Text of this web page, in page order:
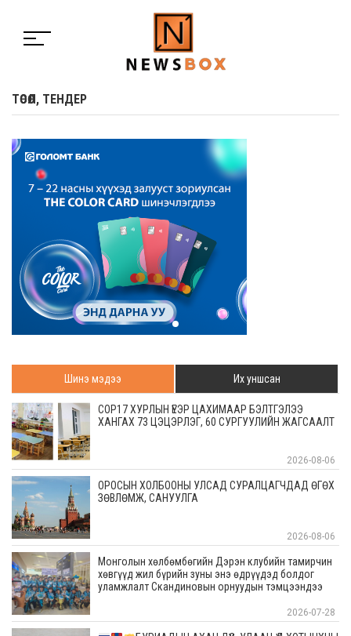
ТӨСӨЛ, ТЕНДЕР
Шинэ мэдээ Их уншсан
COP17 ХУРЛЫН ҮЕЭР ЦАХИМААР БЭЛТГЭЛЭЭ
ХАНГАХ 73 ЦЭЦЭРЛЭГ, 60 СУРГУУЛИЙН ЖАГСААЛТ
2026-08-06
ОРОСЫН ХОЛБООНЫ УЛСАД СУРАЛЦАГЧДАД ӨГӨХ
ЗӨВЛӨМЖ, САНУУЛГА
2026-08-06
Монголын хөлбөмбөгийн Дэрэн клубийн тамирчин
хөвгүүд жил бүрийн зуны энэ өдрүүдэд болдог
уламжлалт Скандиновын орнуудын тэмцээндээ
2026-07-28